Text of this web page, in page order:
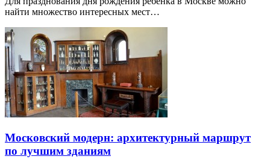
найти множество интересных мест…
Московский модерн: архитектурный маршрут
по лучшим зданиям